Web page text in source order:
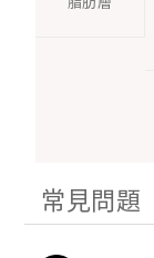
常見問題